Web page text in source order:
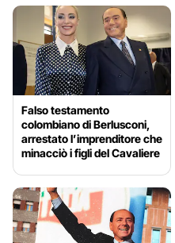
Falso testamento
colombiano di Berlusconi,
arrestato l’imprenditore che
minacciò i figli del Cavaliere